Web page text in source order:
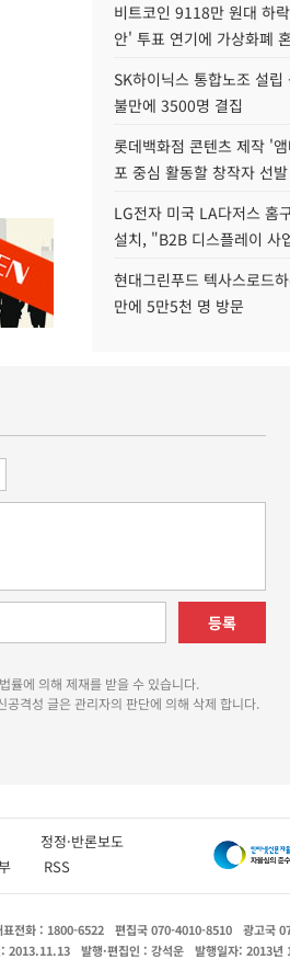
비트코인 9118만 원대 하
안' 투표 연기에 가상화폐
SK하이닉스 통합노조 설
불만에 3500명 결집
롯데백화점 콘텐츠 제작 '
포 중심 활동할 창작자 선
LG전자 미국 LA다저스 홈
설치, "B2B 디스플레이 사
현대그린푸드 텍사스로드
만에 5만5천 명 방문
등록
률에 의해 제재를 받을 수 있습니다.
격성 글은 관리자의 판단에 의해 삭제 합니다.
침 정정·반론보도
RSS
표전화 : 1800-6522 편집국 070-4010-8510
광고국
: 2013.11.13 발행·편집인 : 강석운 발행일자: 2013년